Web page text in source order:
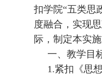
扣学院“五类思
度融合，实现
际，制定本实施
一、教学目
1.紧扣《思